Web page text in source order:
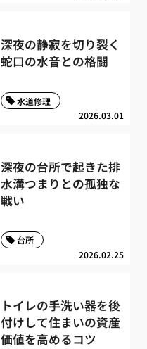
深夜の静寂を切り裂く
蛇口の水音との格闘
2026.03.01
水道修理
深夜の台所で起きた排
水溝つまりとの孤独な
戦い
2026.02.25
台所
トイレの手洗い器を後
付けして住まいの資産
価値を高めるコツ